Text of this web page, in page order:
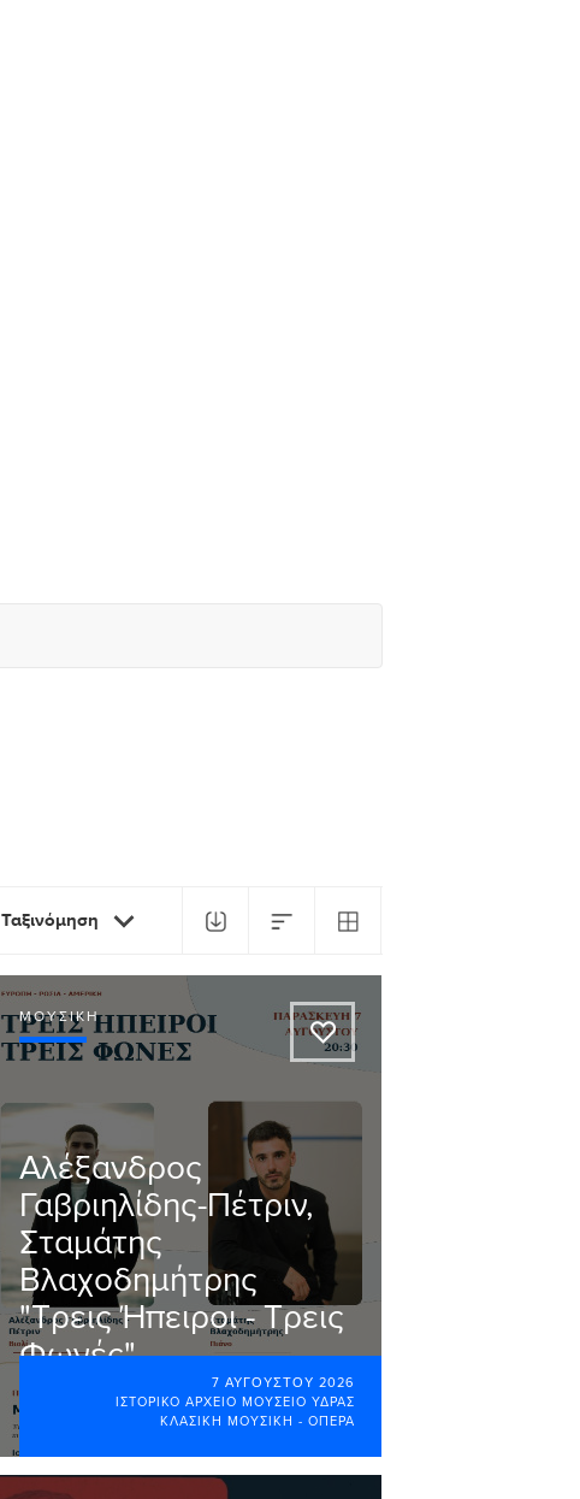
Ταξινόμηση
ΜΟΥΣΙΚΉ
A
Αλέξανδρος
Γαβριηλίδης-Πέτριν,
Σταμάτης
Βλαχοδημήτρης
"Τρεις Ήπειροι - Τρεις
Φωνές"
7 ΑΥΓΟΎΣΤΟΥ 2026
ΙΣΤΟΡΙΚΌ ΑΡΧΕΊΟ ΜΟΥΣΕΊΟ ΥΔΡΑΣ
ΚΛΑΣΙΚΉ ΜΟΥΣΙΚΉ - ΌΠΕΡΑ